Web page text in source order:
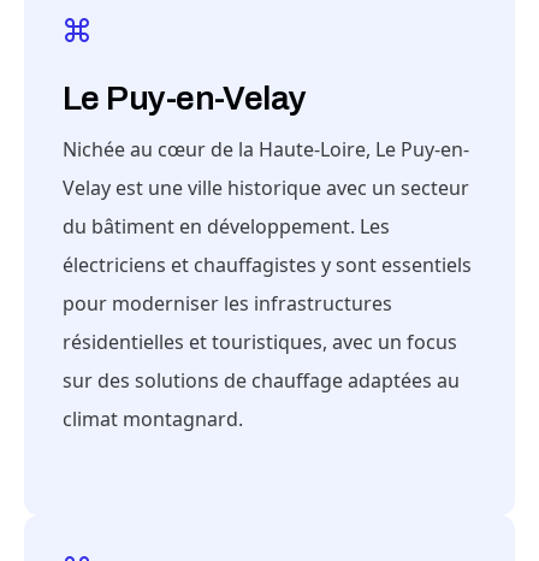
Le Puy-en-Velay
Nichée au cœur de la Haute-Loire, Le Puy-en-
Velay est une ville historique avec un secteur
du bâtiment en développement. Les
électriciens et chauffagistes y sont essentiels
pour moderniser les infrastructures
résidentielles et touristiques, avec un focus
sur des solutions de chauffage adaptées au
climat montagnard.